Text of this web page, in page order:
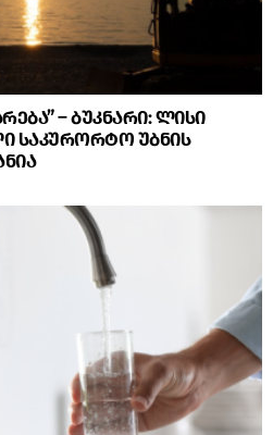
– ბუკნარი: ლისი
საკურორტო უბნის